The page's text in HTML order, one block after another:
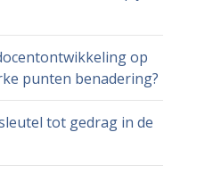
op
punten benadering?
tot gedrag in de